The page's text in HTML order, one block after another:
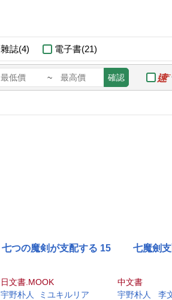
雜誌(4) 電子書(21)
~ 確認
七つの魔剣が支配する 15
日文書.MOOK
宇野朴人
ミユキルリア
七魔劍
中文書
宇野朴人 李